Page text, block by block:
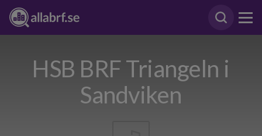
HSB BRF Triangeln i
Sandviken